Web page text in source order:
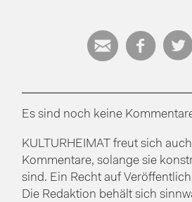
  
Es sind noch keine
KULTURHEIMAT freut sich
Kommentare, solange sie
sind. Ein Recht auf
Die Redaktion behält sich